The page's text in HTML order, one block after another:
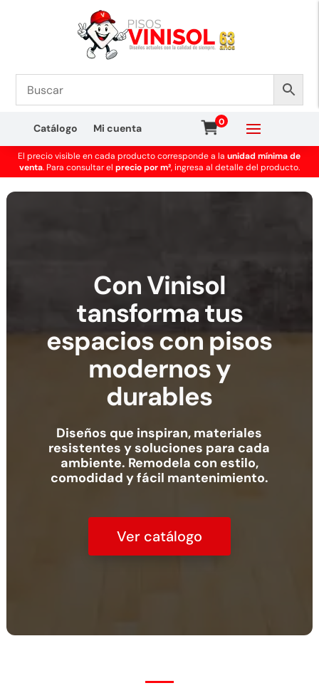
Catálogo Mi cuenta
0
El precio visible en cada producto corresponde a launidad mínima de
venta. Para consultar el precio por m², ingresa al detalle del producto.
Con Vinisol
tansforma tus
espacios con pisos
modernos y
durables
Diseños que inspiran, materiales
resistentes y soluciones para cada
ambiente. Remodela con estilo,
comodidad y fácil mantenimiento.
Ver catálogo